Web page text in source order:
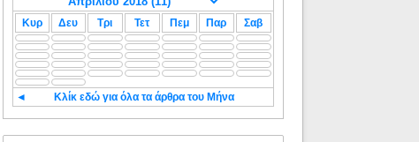
Κυρ Δευ Τρι Τετ Πεμ Παρ Σαβ
◄ Κλίκ εδώ για όλα τα άρθρα του Μήνα